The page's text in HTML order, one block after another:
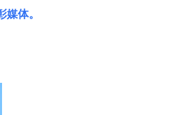
媒体。